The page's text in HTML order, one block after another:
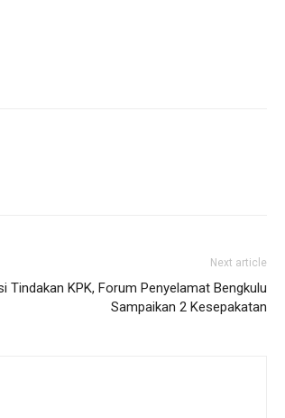
Next article
Tindakan KPK, Forum Penyelamat Bengkulu
Sampaikan 2 Kesepakatan